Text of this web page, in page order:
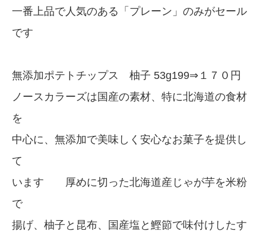
一番上品で人気のある「プレーン」のみがセール
です
無添加ポテトチップス 柚子 53g199⇒１７０円
ノースカラーズは国産の素材、特に北海道の食材
を
中心に、無添加で美味しく安心なお菓子を提供し
て
います 厚めに切った北海道産じゃが芋を米粉
で
揚げ、柚子と昆布、国産塩と鰹節で味付けしたす